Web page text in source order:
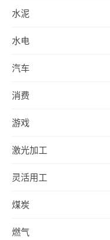
水泥
水电
汽车
消费
游戏
激光加工
灵活用工
煤炭
燃气